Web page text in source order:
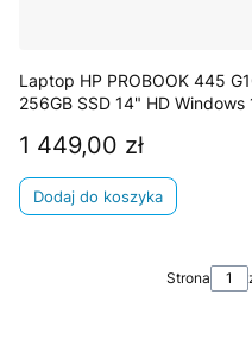
Laptop HP PROBOOK 445
256GB SSD 14" HD Windows
Cena
1 449,00 zł
Dodaj do koszyka
Strona